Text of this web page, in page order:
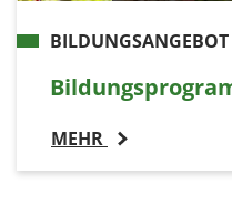
BILDUNGSANGEBOT
MEHR